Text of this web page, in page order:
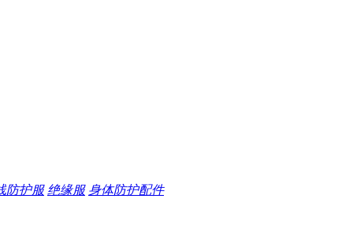
防护服 绝缘服 身体防护配件